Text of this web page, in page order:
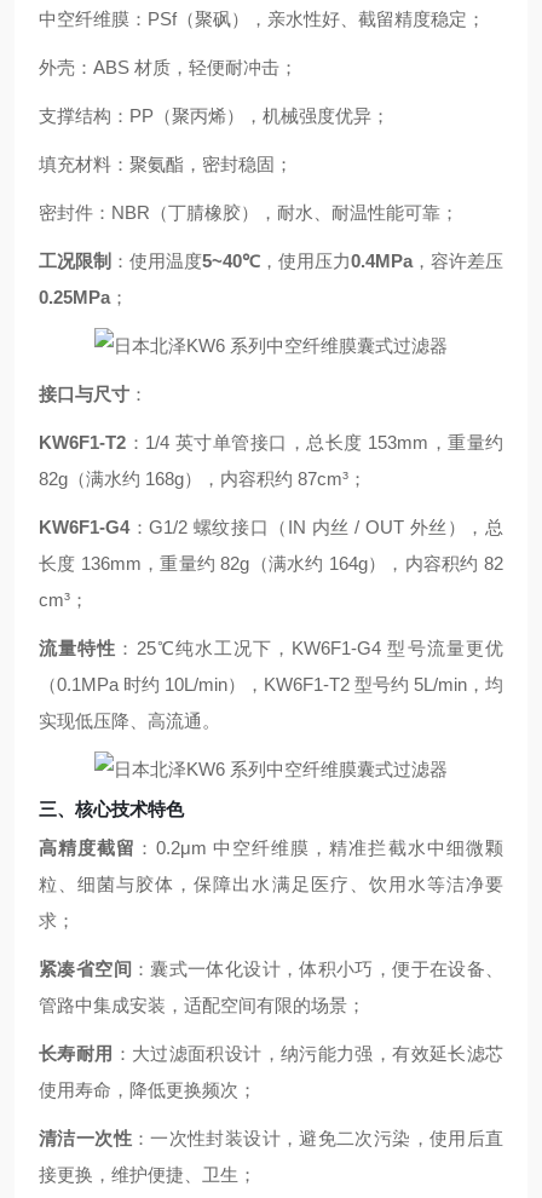
中空纤维膜：PSf（聚砜），亲水性好、截留精度稳定；
外壳：ABS 材质，轻便耐冲击；
支撑结构：PP（聚丙烯），机械强度优异；
填充材料：聚氨酯，密封稳固；
密封件：NBR（丁腈橡胶），耐水、耐温性能可靠；
工况限制 ：使用温度5~40℃ ，使用压力0.4MPa ，容许差压
0.25MPa ；
接口与尺寸 ：
KW6F1-T2 ：1/4 英寸单管接口，总长度 153mm，重量约
82g（满水约 168g），内容积约 87cm³；
KW6F1-G4：G1/2 螺纹接口（IN 内丝 / OUT 外丝），总
长度 136mm，重量约 82g（满水约 164g），内容积约 82
cm³；
流量特性 ：25℃纯水工况下，KW6F1-G4 型号流量更优
（0.1MPa 时约 10L/min），KW6F1-T2 型号约 5L/min，均
实现低压降、高流通。
三、核心技术特色
高精度截留 ：0.2μm 中空纤维膜，精准拦截水中细微颗
粒、细菌与胶体，保障出水满足医疗、饮用水等洁净要
求；
紧凑省空间 ：囊式一体化设计，体积小巧，便于在设备、
管路中集成安装，适配空间有限的场景；
长寿耐用 ：大过滤面积设计，纳污能力强，有效延长滤芯
使用寿命，降低更换频次；
清洁一次性：一次性封装设计，避免二次污染，使用后直
接更换，维护便捷、卫生；